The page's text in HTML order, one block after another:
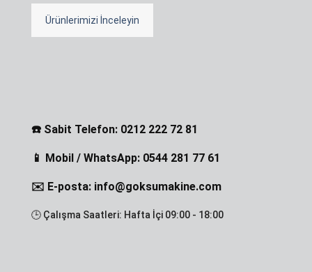
Ürünlerimizi İnceleyin
☎️ Sabit Telefon: 0212 222 72 81
📱 Mobil / WhatsApp: 0544 281 77 61
✉️ E-posta: info@goksumakine.com
🕒 Çalışma Saatleri: Hafta İçi 09:00 - 18:00